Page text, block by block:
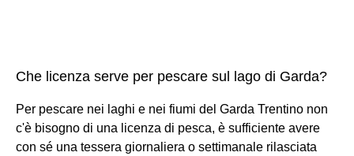
Che licenza serve per pescare sul lago di Garda?
Per pescare nei laghi e nei fiumi del Garda Trentino non
c'è bisogno di una licenza di pesca, è sufficiente avere
con sé una tessera giornaliera o settimanale rilasciata